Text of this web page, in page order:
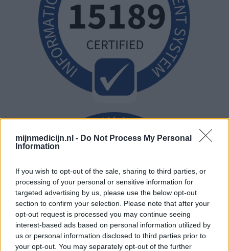
mijnmedicijn.nl - Do Not Process My Personal
Information
If you wish to opt-out of the sale, sharing to third parties, or
processing of your personal or sensitive information for
targeted advertising by us, please use the below opt-out
section to confirm your selection. Please note that after your
opt-out request is processed you may continue seeing
interest-based ads based on personal information utilized by
us or personal information disclosed to third parties prior to
your opt-out. You may separately opt-out of the further